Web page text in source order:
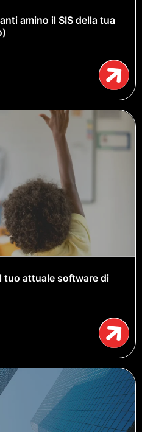
amino il SIS della tua
tuo attuale software di